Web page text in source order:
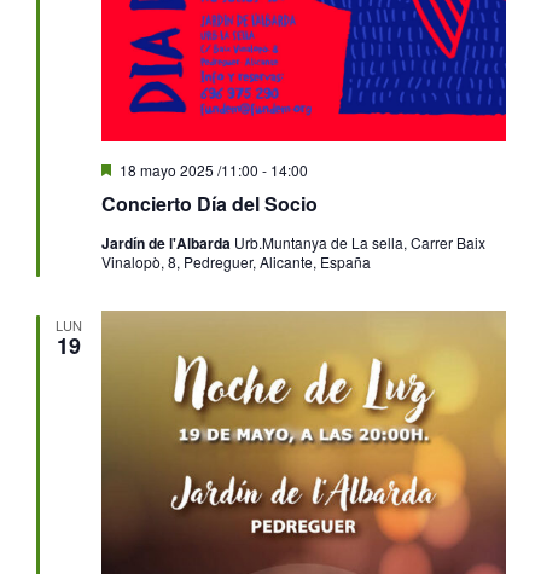
Concierto Día del Socio
Destacado
18 mayo 2025 /11:00 - 14:00
Jardín de l'Albarda Urb.Muntanya de La sella, Carrer Baix
Vinalopò, 8, Pedreguer, Alicante, España
LUN
19